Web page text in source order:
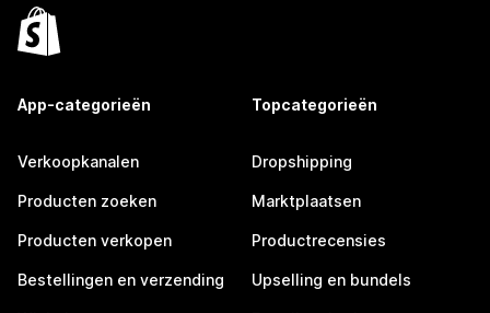
App-categorieën
Verkoopkanalen
Producten zoeken
Producten verkopen
Bestellingen en verzending
Topcategorieën
Dropshipping
Marktplaatsen
Productrecensies
Upselling en bundels